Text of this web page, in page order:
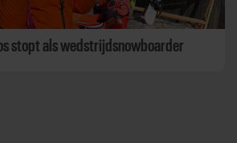
stopt als wedstrijdsnowboarder